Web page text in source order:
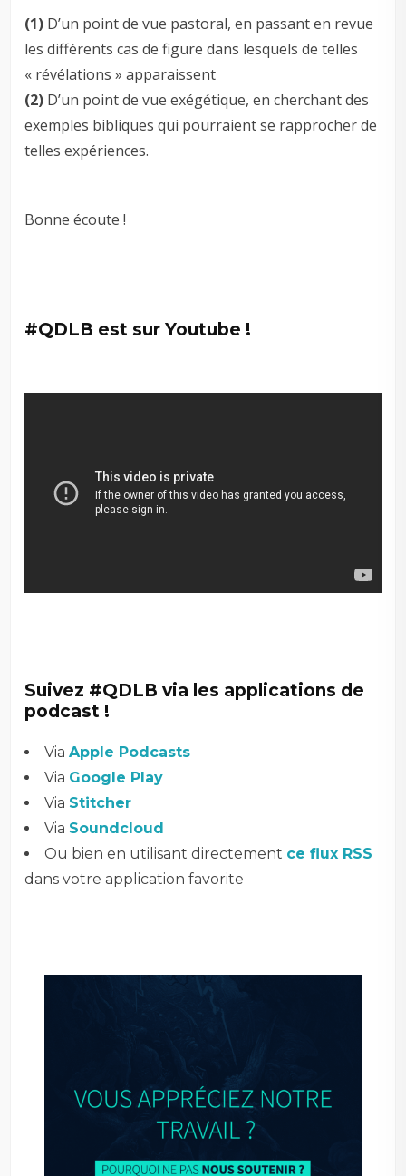
(1) D’un point de vue pastoral, en passant en revue
les différents cas de figure dans lesquels de telles
« révélations » apparaissent
(2) D’un point de vue exégétique, en cherchant des
exemples bibliques qui pourraient se rapprocher de
telles expériences.
Bonne écoute !
#QDLB est sur Youtube !
Suivez #QDLB via les applications de
podcast !
ViaApple Podcasts
Via Google Play
Via Stitcher
Via Soundcloud
Ou bien en utilisant directement ce flux RSS
dans votre application favorite